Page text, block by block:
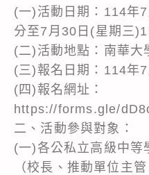
(一)活動日期：114年
分至7月30日(星期三
(二)活動地點：南華大
(三)報名日期：114年
(四)報名網址：
https://forms.gle/
二、活動參與對象：
(一)各公私立高級中等
（校長、推動單位主